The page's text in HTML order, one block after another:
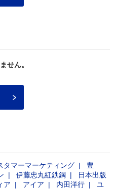
せん。
タマーマーケティング
豊
伊藤忠丸紅鉄鋼
日本出版
ア アイア 内田洋行
ユ